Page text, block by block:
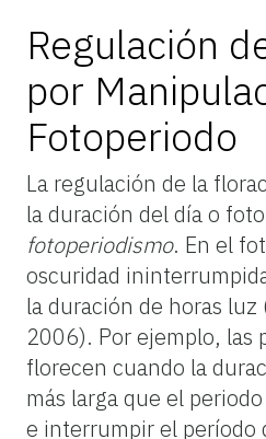
Regulación
por
Fotoperiodo
La regulación de la
la duración del día o
fotoperiodismo. En el
oscuridad
la duración de horas
2006). Por ejemplo, las
florecen cuando la
más larga que el
e interrumpir el período